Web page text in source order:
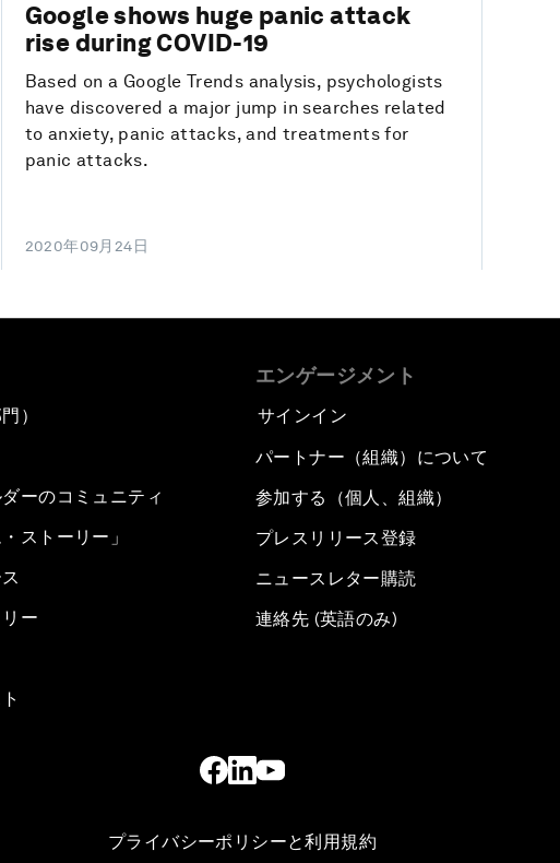
Google shows huge panic attack
rise during COVID-19
Based on a Google Trends analysis, psychologists
have discovered a major jump in searches related
to anxiety, panic attacks, and treatments for
panic attacks.
2020年09月24日
）
ーのコミュニティ
ストーリー」
ー
エンゲージメント
サインイン
パートナー（組織）について
参加する（個人、組織）
プレスリリース登録
ニュースレター購読
連絡先 (英語のみ)
プライバシーポリシーと利用規約